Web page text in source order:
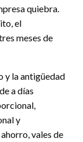
quiebra.
el
meses de
y la antigüedad
a días
y
vales de